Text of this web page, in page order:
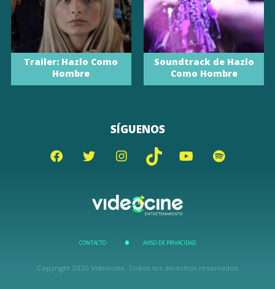
Trailer: Hazlo Como
Hombre
Soundtrack de Hazlo
Como Hombre
SÍGUENOS
CONTACTO AVISO DE PRIVACIDAD
Copyright 2020 Videocine. Todos los derechos reservados